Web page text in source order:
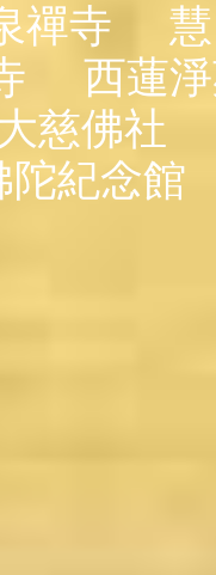
禪寺
西蓮
慈佛社
陀紀念館